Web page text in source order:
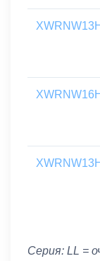
Серия: LL =